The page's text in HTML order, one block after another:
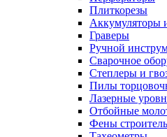
Плиткорезы
Аккумуляторы
Граверы
Ручной
Сварочное
Степлеры и
Пилы
Лазерные
Отбойные
Фены